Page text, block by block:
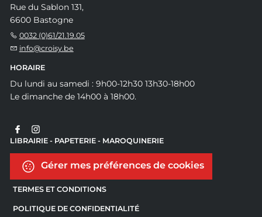
Rue du Sablon 131,
6600 Bastogne
0032 (0)61/21.19.05
info@croisy.be
HORAIRE
Du lundi au samedi : 9h00-12h30 13h30-18h00
Le dimanche de 14h00 à 18h00.
LIBRAIRIE - PAPETERIE - MAROQUINERIE
Gérer mes préférences de cookies
TERMES ET CONDITIONS
POLITIQUE DE CONFIDENTIALITÉ